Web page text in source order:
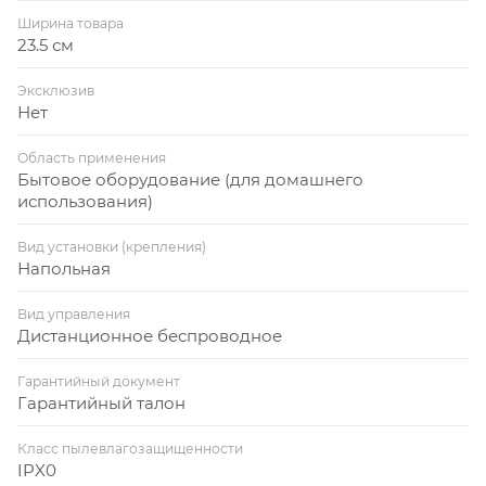
Ширина товара
23.5 см
Эксклюзив
Нет
Область применения
Бытовое оборудование (для домашнего
использования)
Вид установки (крепления)
Напольная
Вид управления
Дистанционное беспроводное
Гарантийный документ
Гарантийный талон
Класс пылевлагозащищенности
IPX0